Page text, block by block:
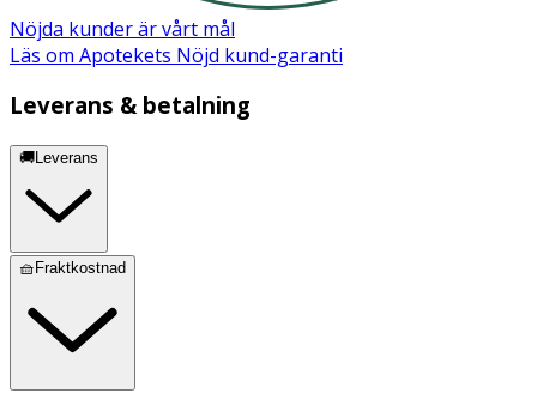
Nöjda kunder är vårt mål
Läs om Apotekets Nöjd kund-garanti
Leverans & betalning
🚚Leverans
🧺Fraktkostnad